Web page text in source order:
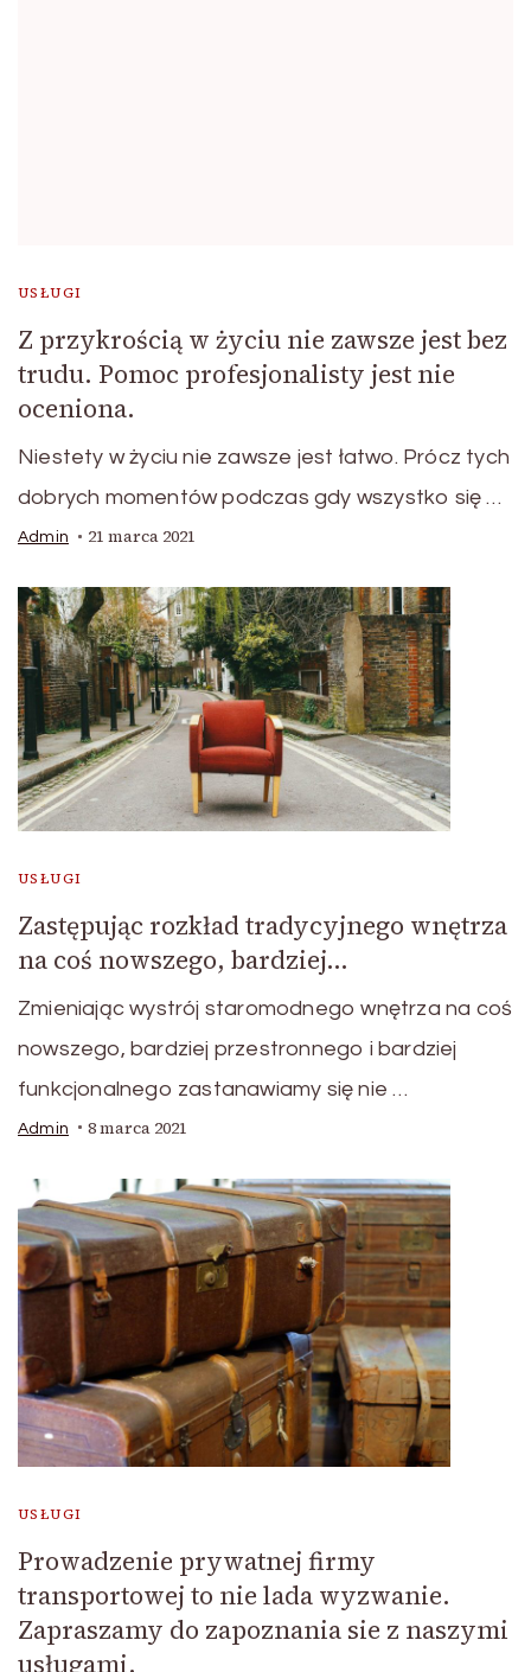
USŁUGI
Z przykrością w życiu nie zawsze jest bez
trudu. Pomoc profesjonalisty jest nie
oceniona.
Niestety w życiu nie zawsze jest łatwo. Prócz tych
dobrych momentów podczas gdy wszystko się …
Admin 21 marca 2021
USŁUGI
Zastępując rozkład tradycyjnego wnętrza
na coś nowszego, bardziej…
Zmieniając wystrój staromodnego wnętrza na coś
nowszego, bardziej przestronnego i bardziej
funkcjonalnego zastanawiamy się nie …
Admin 8 marca 2021
USŁUGI
Prowadzenie prywatnej firmy
transportowej to nie lada wyzwanie.
Zapraszamy do zapoznania sie z naszymi
usługami.